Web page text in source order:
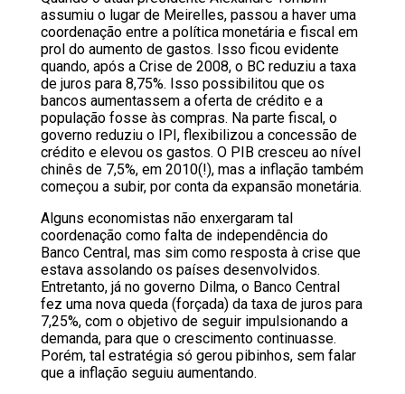
assumiu o lugar de Meirelles, passou a haver uma
coordenação entre a política monetária e fiscal em
prol do aumento de gastos. Isso ficou evidente
quando, após a Crise de 2008, o BC reduziu a taxa
de juros para 8,75%. Isso possibilitou que os
bancos aumentassem a oferta de crédito e a
população fosse às compras. Na parte fiscal, o
governo reduziu o IPI, flexibilizou a concessão de
crédito e elevou os gastos. O PIB cresceu ao nível
chinês de 7,5%, em 2010(!), mas a inflação também
começou a subir, por conta da expansão monetária.
Alguns economistas não enxergaram tal
coordenação como falta de independência do
Banco Central, mas sim como resposta à crise que
estava assolando os países desenvolvidos.
Entretanto, já no governo Dilma, o Banco Central
fez uma nova queda (forçada) da taxa de juros para
7,25%, com o objetivo de seguir impulsionando a
demanda, para que o crescimento continuasse.
Porém, tal estratégia só gerou pibinhos, sem falar
que a inflação seguiu aumentando.